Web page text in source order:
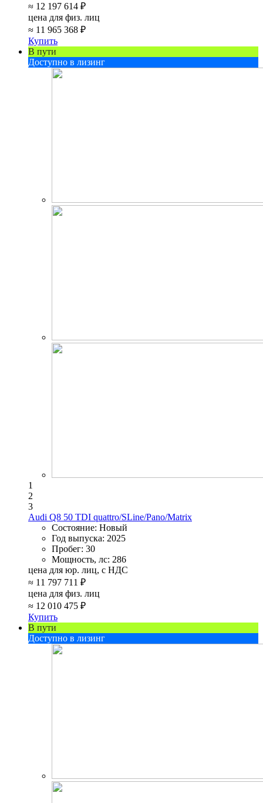
≈ 12 197 614 ₽
цена для физ. лиц
≈ 11 965 368 ₽
Купить
В пути
Доступно в лизинг
1
2
3
Audi Q8 50 TDI quattro/SLine/Pano/Matrix
Состояние: Новый
Год выпуска: 2025
Пробег: 30
Мощность, лс: 286
цена для юр. лиц, с НДС
≈ 11 797 711 ₽
цена для физ. лиц
≈ 12 010 475 ₽
Купить
В пути
Доступно в лизинг